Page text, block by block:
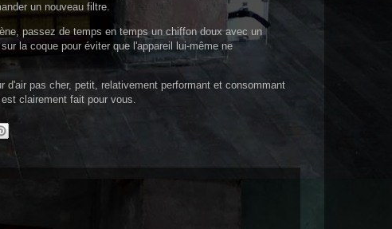
un nouveau filtre.
passez de temps en temps un chiffon doux avec un
la coque pour éviter que l'appareil lui-même ne
d'air pas cher, petit, relativement performant et consommant
clairement fait pour vous.